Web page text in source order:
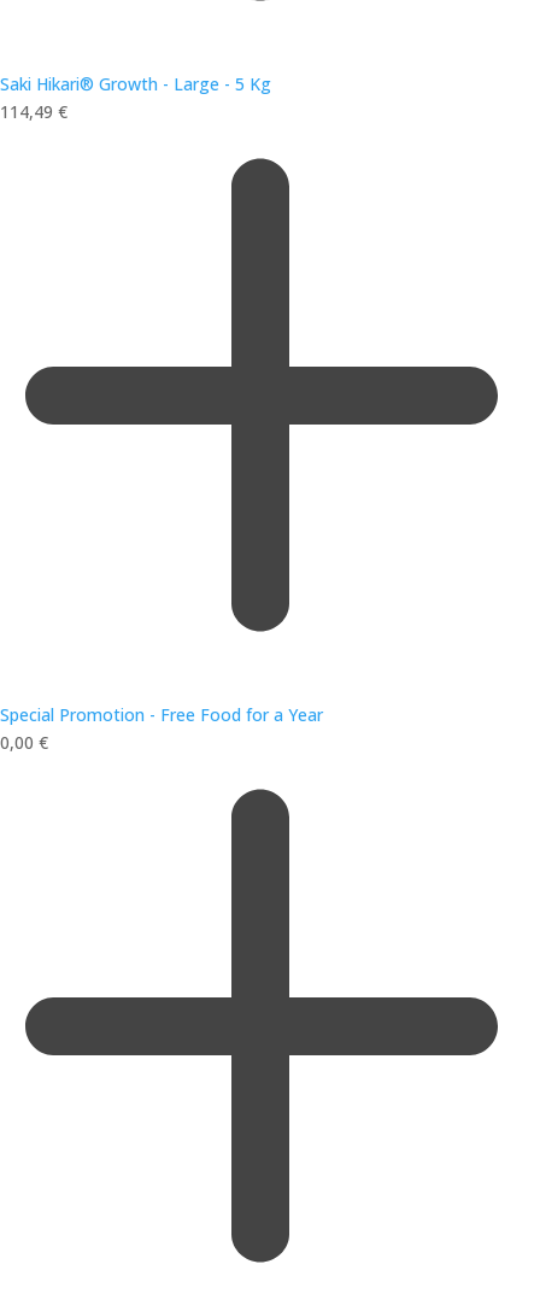
Saki Hikari® Growth - Large - 5 Kg
114,49 €
Special Promotion - Free Food for a Year
0,00 €